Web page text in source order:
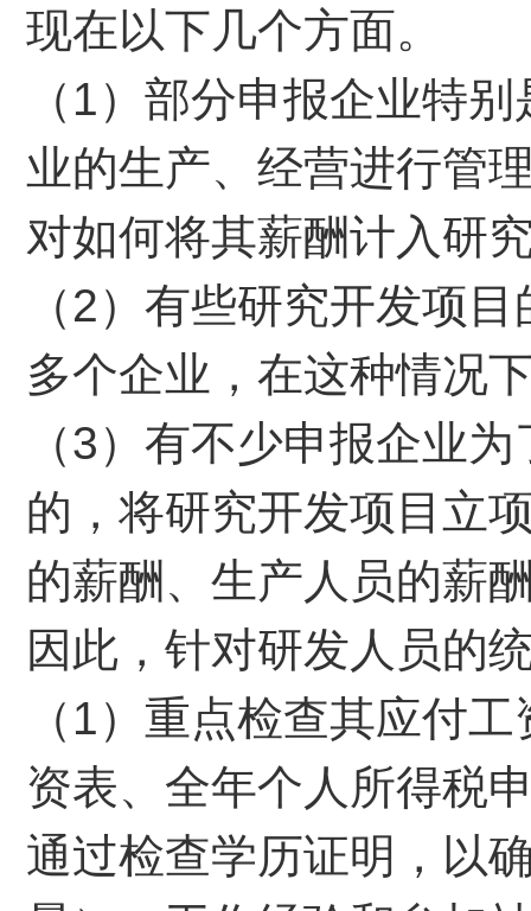
现在以下几个方面。
（1）部分申报企业特
业的生产、经营进行管
对如何将其薪酬计入研
（2）有些研究开发项
多个企业，在这种情况
（3）有不少申报企业
的，将研究开发项目立
的薪酬、生产人员的薪
因此，针对研发人员的
（1）重点检查其应付
资表、全年个人所得税
通过检查学历证明，以